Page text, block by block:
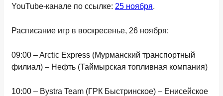
YouTube-канале по ссылке: 25 ноября.
Расписание игр в воскресенье, 26 ноября:
09:00 – Arctic Express (Мурманский транспортный
филиал) – Нефть (Таймырская топливная компания)
10:00 – Bystra Team (ГРК Быстринское) – Енисейское